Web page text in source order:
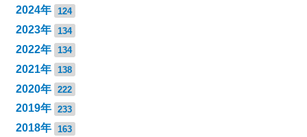
2024年 124
2023年 134
2022年 134
2021年 138
2020年 222
2019年 233
2018年 163